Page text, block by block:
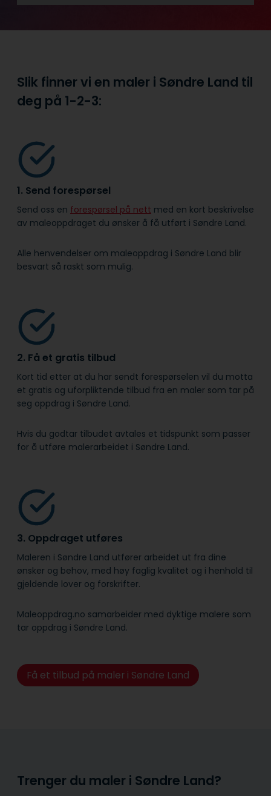
Slik finner vi en maler i Søndre Land til
deg på 1-2-3:
1. Send forespørsel
Send oss en forespørsel på nett med en kort beskrivelse
av maleoppdraget du ønsker å få utført i Søndre Land.
Alle henvendelser om maleoppdrag i Søndre Land blir
besvart så raskt som mulig.
2. Få et gratis tilbud
Kort tid etter at du har sendt forespørselen vil du motta
et gratis og uforpliktende tilbud fra en maler som tar på
seg oppdrag i Søndre Land.
Hvis du godtar tilbudet avtales et tidspunkt som passer
for å utføre malerarbeidet i Søndre Land.
3. Oppdraget utføres
Maleren i Søndre Land utfører arbeidet ut fra dine
ønsker og behov, med høy faglig kvalitet og i henhold til
gjeldende lover og forskrifter.
Maleoppdrag.no samarbeider med dyktige malere som
tar oppdrag i Søndre Land.
Få et tilbud på maler i Søndre Land
Trenger du maler i Søndre Land?